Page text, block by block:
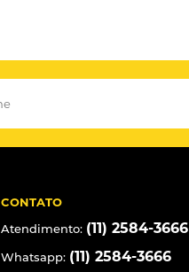
CONTATO
Atendimento: (11) 2584-3666
Whatsapp: (11) 2584-3666